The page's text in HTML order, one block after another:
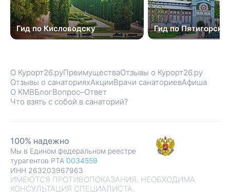
Гид по Кисловодску Гид по Пятигорску
О Курорт26.руПреимуществаОтзывы о Курорт26.ру
Отзывы о санаторияхАкцииВрачи санаториевАфиша
О КМВБлогВопрос–Ответ
Что взять с собой в санаторий?
ИМЕЮТСЯ ПРОТИВОПОКАЗАНИЯ. НЕОБХОДИМА
КОНСУЛЬТАЦИЯ СПЕЦИАЛИСТА.
100% надежно
Мы в Едином федеральном реестре
турагентов РТА 0034559
ИНН 263203967963